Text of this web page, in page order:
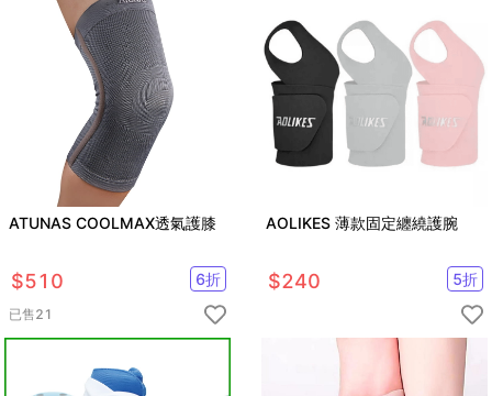
ATUNAS COOLMAX透氣護膝
$510 6折
已售21
AOLIKES 薄款固定纏繞護腕
$240 5折